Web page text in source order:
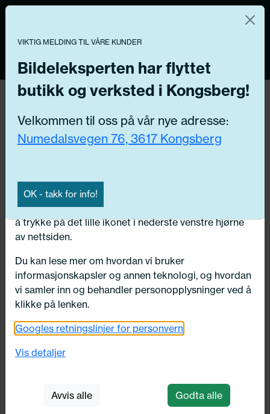
Kategorier:
Bilelektro
Garasje/verktøy
Bilrekvisita
Vi og våre forretningspartnere bruker teknologier,
inkludert informasjonskapsler/«cookies» til å samle
informasjon om deg for forskjellige formål, inkludert:
Funksjonelle, Statistiske, Markedsføring
Ved å trykke «Godta» gir du din tillatelse til alle disse
formålene. Du kan også velge formålet du vil
innstillingene».
Du kan trekke tilbake samtykket ditt til enhver tid ved
å trykke på det lille ikonet i nederste venstre hjørne
av nettsiden.
Du kan lese mer om hvordan vi bruker
informasjonskapsler og annen teknologi, og hvordan
vi samler inn og behandler personopplysninger ved å
klikke på lenken.
Googles retningslinjer for personvern
Vis detaljer
Avvis alle Godta alle
VIKTIG MELDING TIL VÅRE KUNDER
Bildeleksperten har flyttet
butikk og verksted i Kongsberg!
Velkommen til oss på vår nye adresse:
Numedalsvegen 76, 3617 Kongsberg
OK - takk for info!